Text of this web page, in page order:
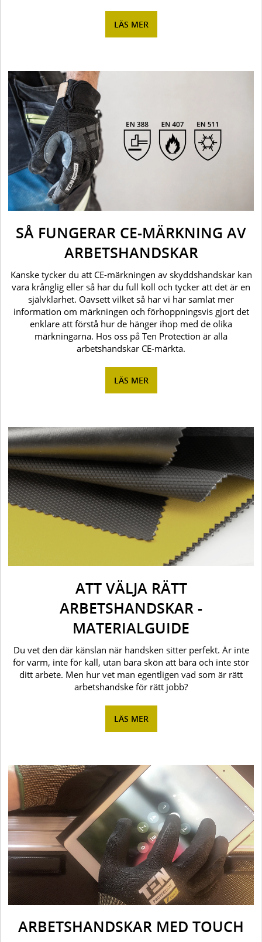
LÄS MER
SÅ FUNGERAR CE-MÄRKNING AV
ARBETSHANDSKAR
Kanske tycker du att CE-märkningen av skyddshandskar kan
vara krånglig eller så har du full koll och tycker att det är en
självklarhet. Oavsett vilket så har vi här samlat mer
information om märkningen och förhoppningsvis gjort det
enklare att förstå hur de hänger ihop med de olika
märkningarna. Hos oss på Ten Protection är alla
arbetshandskar CE-märkta.
LÄS MER
ATT VÄLJA RÄTT
ARBETSHANDSKAR -
MATERIALGUIDE
Du vet den där känslan när handsken sitter perfekt. Är inte
för varm, inte för kall, utan bara skön att bära och inte stör
ditt arbete. Men hur vet man egentligen vad som är rätt
arbetshandske för rätt jobb?
LÄS MER
ARBETSHANDSKAR MED TOUCH